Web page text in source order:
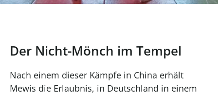
Der Nicht-Mönch im Tempel
Nach einem dieser Kämpfe in China erhält
Mewis die Erlaubnis, in Deutschland in einem